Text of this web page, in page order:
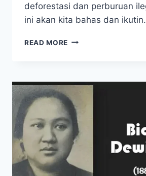
deforestasi dan perburuan
ini akan kita bahas dan
READ MORE BURUNG
DAN
ALAM
SULAWESI
UTARA